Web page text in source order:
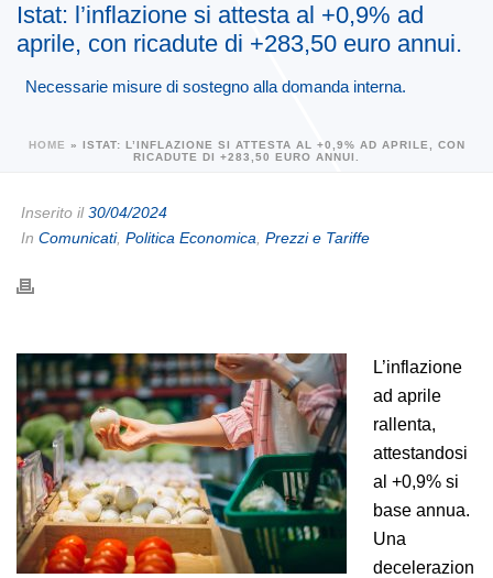
Istat: l’inflazione si attesta al +0,9% ad
aprile, con ricadute di +283,50 euro annui.
Necessarie misure di sostegno alla domanda interna.
HOME » ISTAT: L’INFLAZIONE SI ATTESTA AL +0,9% AD APRILE, CON
RICADUTE DI +283,50 EURO ANNUI.
Inserito il30/04/2024
In Comunicati, Politica Economica Prezzi e Tariffe
L’inflazione
ad aprile
rallenta,
attestandosi
al +0,9% si
base annua.
Una
decelerazion